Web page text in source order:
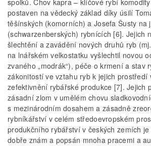
spolků. Chov kapra – klíčové rybí
postaven na vědecký základ díky úsilí
těšínských (komorních) a Josefa Šusty na
(schwarzenberských) rybnících [6]. Jejich
šlechtění a zavádění nových druhů ryb
na lnářském velkostatku vyšlechtil novou
zvaného „modrák“), péče o krmení a stav
zákonitostí ve vztahu ryb k jejich prostředí
zefektivnění rybářské produkce [7]. Jejich
zásadní zlom v umělém chovu
s mezinárodním dosahem a zásadně
rybníkářství v celém středoevropském
produkčního rybářství v českých zemích
dobře znám a popsán mnoha pracemi a